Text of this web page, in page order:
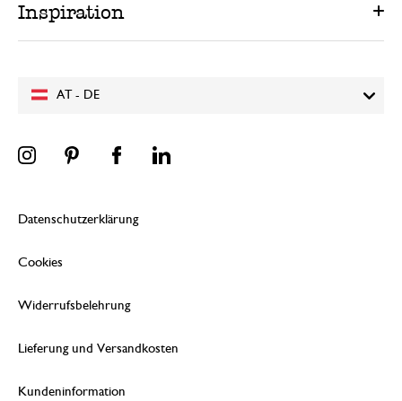
AT - DE
Inspiration
Datenschutzerklärung
Cookies
Widerrufsbelehrung
Lieferung und Versandkosten
Kundeninformation